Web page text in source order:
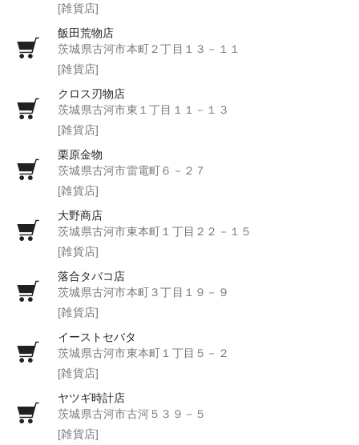
[雑貨店]
飯田荒物店
茨城県古河市本町２丁目１３－１１
[雑貨店]
クロス刃物店
茨城県古河市東１丁目１１－１３
[雑貨店]
栗原金物
茨城県古河市雷電町６－２７
[雑貨店]
大野商店
茨城県古河市東本町１丁目２２－１５
[雑貨店]
落合タバコ店
茨城県古河市本町３丁目１９－９
[雑貨店]
イーストセバタ
茨城県古河市東本町１丁目５－２
[雑貨店]
ヤツギ時計店
茨城県古河市古河５３９－５
[雑貨店]